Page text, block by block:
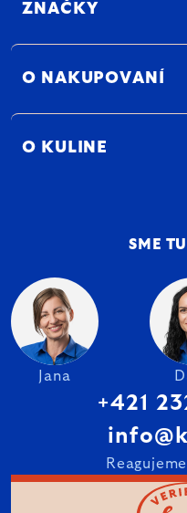
ZNAČKY
O NAKUPOVANÍ
O KULINE
SME
Jana
+421